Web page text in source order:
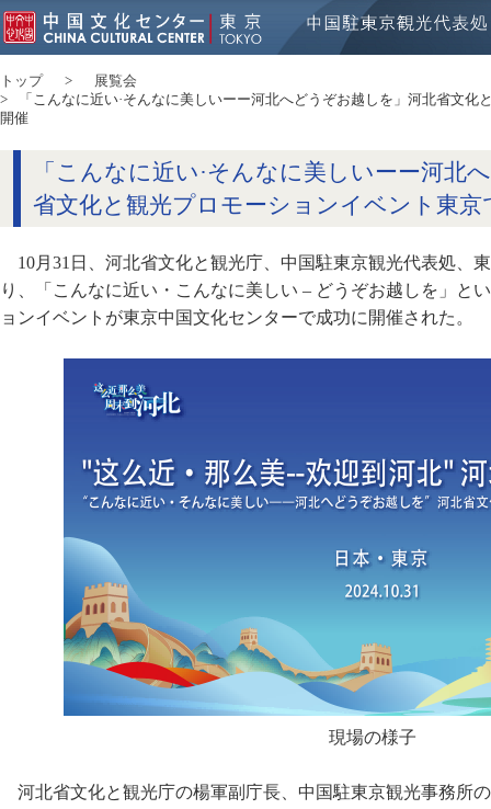
トップ
展覧会
「こんなに近い·そんなに美しいーー河北へどうぞお越しを」河北省文化
開催
「こんなに近い·そんなに美しいーー河北
省文化と観光プロモーションイベント東京
10月31日、河北省文化と観光庁、中国駐東京観光代表処、
り、「こんなに近い・こんなに美しい – どうぞお越しを」と
ョンイベントが東京中国文化センターで成功に開催された。
現場の様子
河北省文化と観光庁の楊軍副庁長、中国駐東京観光事務所